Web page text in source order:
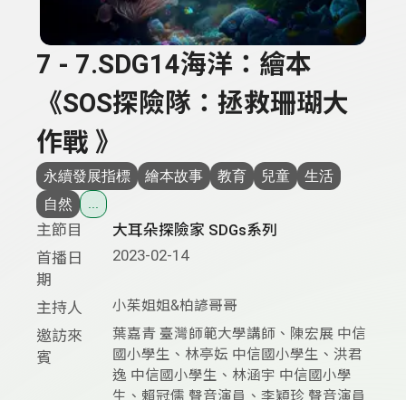
7 - 7.SDG14海洋：繪本
《SOS探險隊：拯救珊瑚大
作戰 》
永續發展指標 繪本故事 教育 兒童
生活
自然
...
主節目
大耳朵探險家 SDGs系列
首播日
期
2023-02-14
主持人 小茱姐姐&柏諺哥哥
邀訪來
賓
葉嘉青 臺灣師範大學講師、陳宏展 中信
國小學生、林亭妘 中信國小學生、洪君
逸 中信國小學生、林涵宇 中信國小學